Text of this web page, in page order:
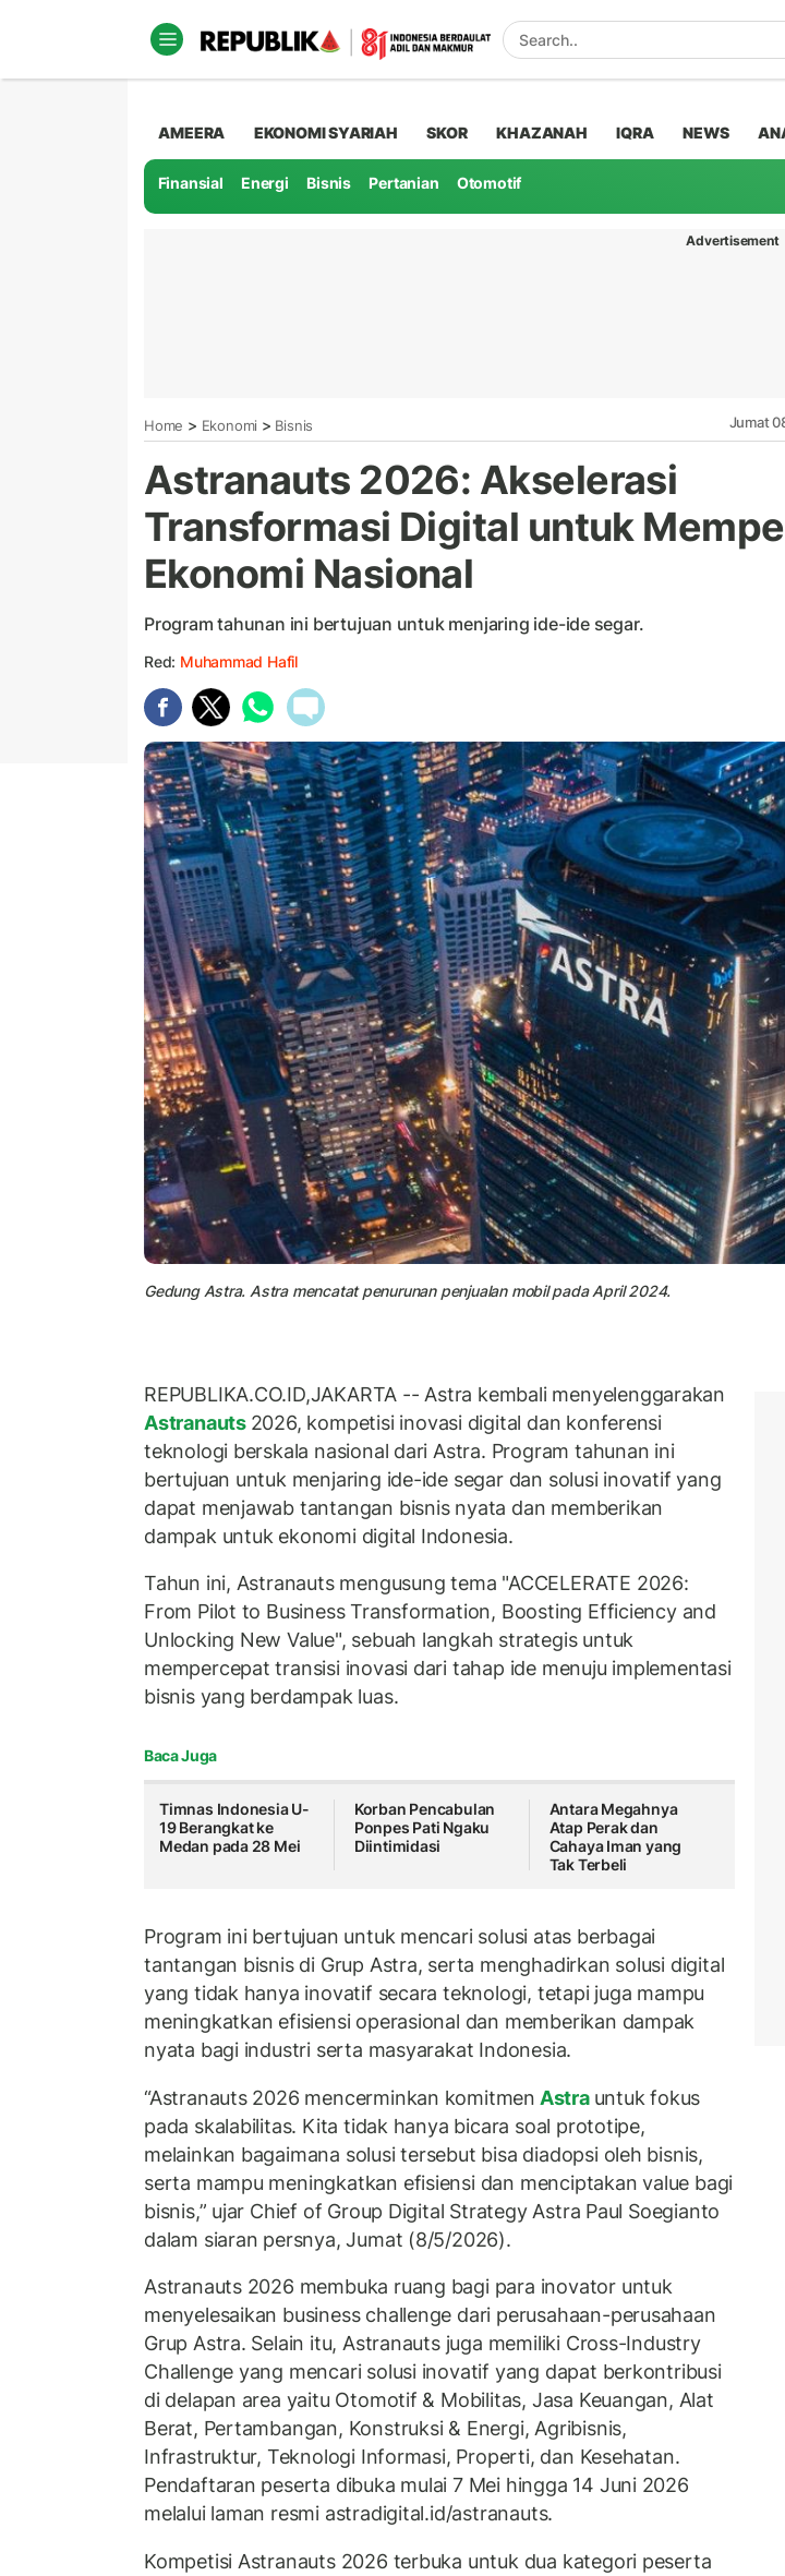
AMEERA EKONOMI SYARIAH SKOR KHAZANAH IQRA NEWS
Finansial Energi Bisnis Pertanian Otomotif
Advertisement
Home > Ekonomi > Bisnis Jumat
Astranauts 2026: Akselerasi
Transformasi Digital untuk
Ekonomi Nasional
Program tahunan ini bertujuan untuk menjaring ide-ide segar.
Red: Muhammad Hafil
Gedung Astra. Astra mencatat penurunan penjualan mobil pada April 2024.
REPUBLIKA.CO.ID,JAKARTA -- Astra kembali menyelenggarakan
Astranauts 2026, kompetisi inovasi digital dan konferensi
teknologi berskala nasional dari Astra. Program tahunan ini
bertujuan untuk menjaring ide-ide segar dan solusi inovatif yang
dapat menjawab tantangan bisnis nyata dan memberikan
dampak untuk ekonomi digital Indonesia.
Tahun ini, Astranauts mengusung tema "ACCELERATE 2026:
From Pilot to Business Transformation, Boosting Efficiency and
Unlocking New Value", sebuah langkah strategis untuk
mempercepat transisi inovasi dari tahap ide menuju implementasi
bisnis yang berdampak luas.
Baca Juga
Timnas Indonesia U-
19 Berangkat ke
Medan pada 28 Mei
Korban Pencabulan
Ponpes Pati Ngaku
Diintimidasi
Antara Megahnya
Atap Perak dan
Cahaya Iman yang
Tak Terbeli
Program ini bertujuan untuk mencari solusi atas berbagai
tantangan bisnis di Grup Astra, serta menghadirkan solusi digital
yang tidak hanya inovatif secara teknologi, tetapi juga mampu
meningkatkan efisiensi operasional dan memberikan dampak
nyata bagi industri serta masyarakat Indonesia.
“Astranauts 2026 mencerminkan komitmen Astra untuk fokus
pada skalabilitas. Kita tidak hanya bicara soal prototipe,
melainkan bagaimana solusi tersebut bisa diadopsi oleh bisnis,
serta mampu meningkatkan efisiensi dan menciptakan value bagi
bisnis,” ujar Chief of Group Digital Strategy Astra Paul Soegianto
dalam siaran persnya, Jumat (8/5/2026).
Astranauts 2026 membuka ruang bagi para inovator untuk
menyelesaikan business challenge dari perusahaan-perusahaan
Grup Astra. Selain itu, Astranauts juga memiliki Cross-Industry
Challenge yang mencari solusi inovatif yang dapat berkontribusi
di delapan area yaitu Otomotif & Mobilitas, Jasa Keuangan, Alat
Berat, Pertambangan, Konstruksi & Energi, Agribisnis,
Infrastruktur, Teknologi Informasi, Properti, dan Kesehatan.
Pendaftaran peserta dibuka mulai 7 Mei hingga 14 Juni 2026
melalui laman resmi astradigital.id/astranauts.
Kompetisi Astranauts 2026 terbuka untuk dua kategori peserta